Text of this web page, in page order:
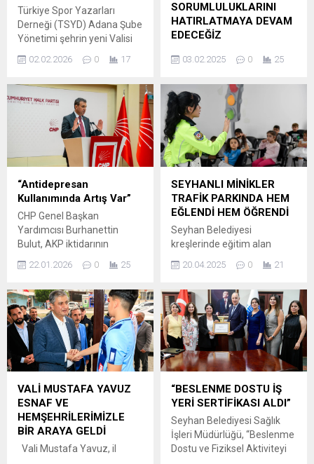
Türkiye Spor Yazarları
Derneği (TSYD) Adana Şube
Yönetimi şehrin yeni Valisi
olsun’ ziyaretinde bulundu.
Engin Kanber, Genel Merkez
Yönetim Kurulu Üyesi Adnan
Poyraz, Asbaşkanlar Ergun
Kara, Hakan Köker, Mali
Sekreter Şehmus Baysal,
Yönetim Kurulu Üyeleri
Doğan Gülbasar, Murat
Kibritoğlu ve Dernek Müdürü
02.02.2026 0 17
SORUMLULUKLARINI
HATIRLATMAYA DEVAM
EDECEĞİZ
YANGINDA 36 ÇOCUĞUMUZ
2025 Eğitim Öğretim Yılı’nın
ikinci yarısı bugün başlıyor.
Maalesef bugün ihmalkarlık
ve denetimsizlik yüzünden
okulunda ikinci döneme
başlayamayan 36
çocuğumuz var. Onlar yarıyıl
tatilinde aileleriyle birlikte
gittikleri Kartalkaya’da
Yetkililerin sorumluluk
almayı kabul etmediği
ihmaller yüzünden hayatını
vatandaşımıza...
03.02.2025 0 25
“Antidepresan
Kullanımında Artış Var”
CHP Genel Başkan
Yardımcısı Burhanettin
Bulut, AKP iktidarının
toplum sağlığını çökerttiğini
antidepresan verilerini
kamuoyuyla paylaştı. Bulut,
Türkiye’nin adım adım bir
“ruh sağlığı krizi”ne
sürüklendiğini belirterek, son
10 yılda antidepresan
kullanımının yüzde 58,5
oranında arttığını vurguladı.
1 YILDA ANTİDEPRESAN
KULLANIMI YAKLAŞIK 6
Bulut’un...
22.01.2026 0 25
SEYHANLI MİNİKLER
TRAFİK PARKINDA HEM
EĞLENDİ HEM ÖĞRENDİ
Seyhan Belediyesi
kreşlerinde eğitim alan
öğrenmek ve trafikte
etmeyi deneyimlemek
amacıyla Seyhan Belediyesi
Çocuk Trafik Eğitim Parkı’nı
ziyaret etti. Seyhan
Belediyesi Çocuk Trafik
Eğitim Parkı, belediyeye ait
kreşlerde okul öncesi eğitimi
alan minik öğrencileri
eşliğinde trafik kurallarını
uygulamalı öğrenme...
20.04.2025 0 21
VALİ MUSTAFA YAVUZ
ESNAF VE
HEMŞEHRİLERİMİZLE
BİR ARAYA GELDİ
Vali Mustafa Yavuz, il
“BESLENME DOSTU İŞ
YERİ SERTİFİKASI ALDI”
Seyhan Belediyesi Sağlık
İşleri Müdürlüğü, “Beslenme
Dostu ve Fiziksel Aktiviteyi